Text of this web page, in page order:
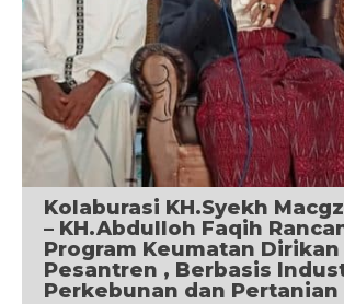
Kolaburasi KH.Syekh
– KH.Abdulloh Faqih
Program Keumatan Dirikan
Pesantren , Berbasis
Perkebunan dan Pertanian